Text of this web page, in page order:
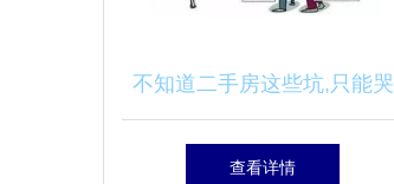
不知道二手房这些坑,只能哭
着把它填完 附佛山二手房交
查看详情